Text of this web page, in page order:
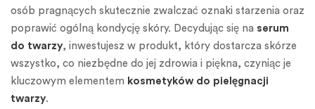
osób pragnących skutecznie zwalczać oznaki starzenia oraz
poprawić ogólną kondycję skóry. Decydując się na serum
do twarzy, inwestujesz w produkt, który dostarcza skórze
wszystko, co niezbędne do jej zdrowia i piękna, czyniąc je
kluczowym elementem kosmetyków do pielęgnacji
twarzy.